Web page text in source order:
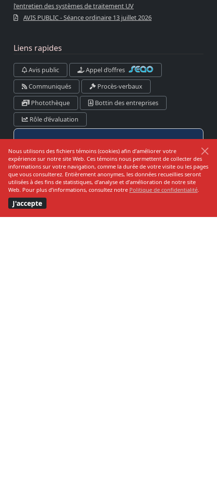
Liens rapides
Avis public
Appel d’offres
Communiqués
Procès-verbaux
Photothèque
Bottin des entreprises
Rôle d’évaluation
Danger d’incendie
Prévision pour:
Kamouraska-RDL-Témis-Les Basques
l'entretien des systèmes de traitement UV
AVIS PUBLIC - Séance ordinaire 13 juillet 2026
Nous utilisons des fichiers témoins (cookies) afin d’améliorer votre
expérience sur notre site Web. Ces témoins nous permettent de collecter des
informations sur votre navigation, comme la durée de votre visite ou les pages
que vous consulterez. Entièrement anonymes, les données recueillies seront
utilisées à des fins de statistiques, d’analyse et d’amélioration de notre site
Web. Pour plus d’informations, consultez notre Politique de confidentialité.
J'accepte